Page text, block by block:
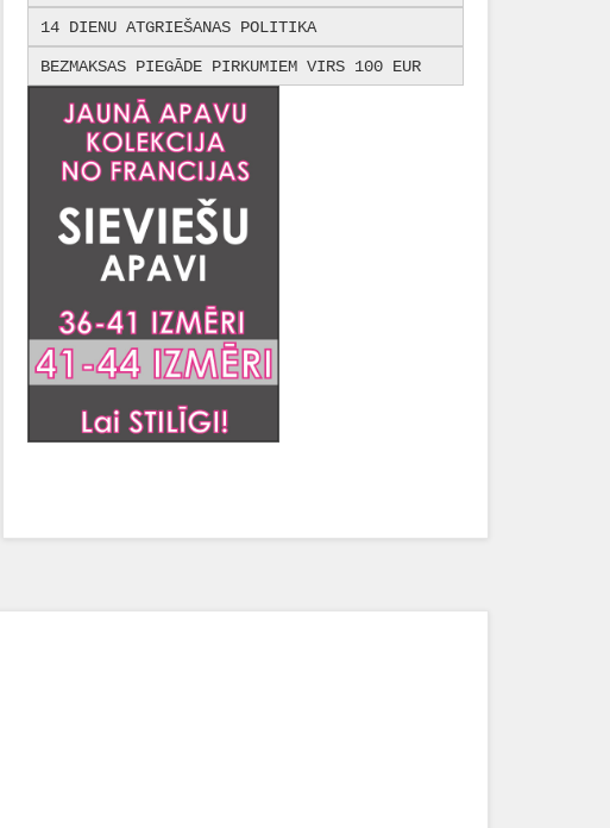
14 DIENU ATGRIEŠANAS POLITIKA
BEZMAKSAS PIEGĀDE PIRKUMIEM VIRS 100 EUR